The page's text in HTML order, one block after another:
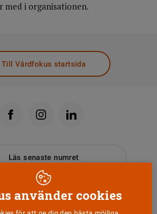
i organisationen.
Till Vårdfokus startsida
Läs senaste numret
Nyhetsbrev
använder cookies